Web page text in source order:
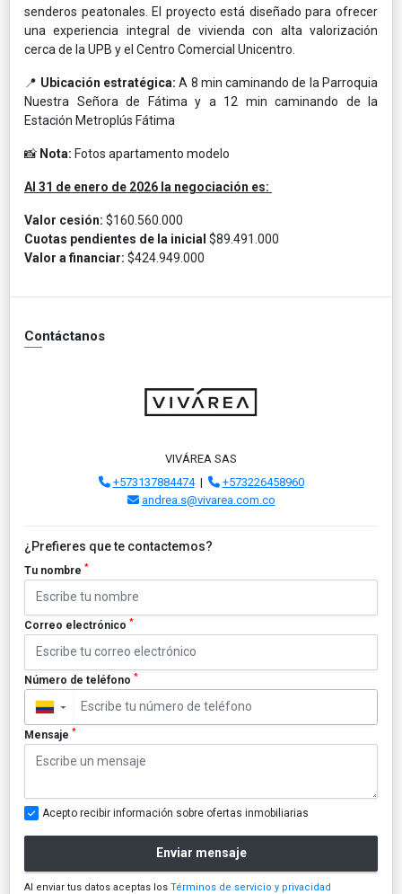
senderos peatonales. El proyecto está diseñado para ofrecer
una experiencia integral de vivienda con alta valorización
cerca de la UPB y el Centro Comercial Unicentro.
📍 Ubicación estratégica:A 8 min caminando de la Parroquia
Nuestra Señora de Fátima y a 12 min caminando de la
Estación Metroplús Fátima
📸 Nota: Fotos apartamento modelo
Al 31 de enero de 2026 la negociación es:
Valor cesión: $160.560.000
Cuotas pendientes de la inicial $89.491.000
Valor a financiar: $424.949.000
Contáctanos
VIVÁREA SAS
+573137884474|
+573226458960
andrea.s@vivarea.com.co
¿Prefieres que te contactemos?
Tu nombre *
Correo electrónico *
Número de teléfono *
▼
Mensaje *
Acepto recibir información sobre ofertas inmobiliarias
Enviar mensaje
Al enviar tus datos aceptas los Términos de servicio y privacidad